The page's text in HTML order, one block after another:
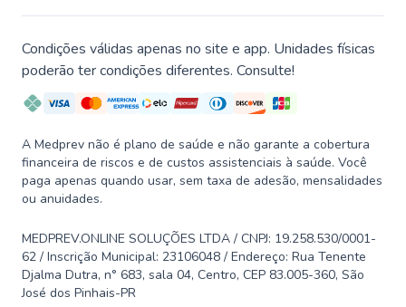
Condições válidas apenas no site e app. Unidades físicas
poderão ter condições diferentes. Consulte!
A Medprev não é plano de saúde e não garante a cobertura
financeira de riscos e de custos assistenciais à saúde. Você
paga apenas quando usar, sem taxa de adesão, mensalidades
ou anuidades.
MEDPREV.ONLINE SOLUÇÕES LTDA / CNPJ: 19.258.530/0001-
62 / Inscrição Municipal: 23106048 / Endereço: Rua Tenente
Djalma Dutra, n° 683, sala 04, Centro, CEP 83.005-360, São
José dos Pinhais-PR